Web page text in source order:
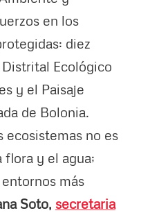
en los
diez
Ecológico
y el Paisaje
de Bolonia.
ecosistemas no es
flora y el agua;
más
Soto, secretaria